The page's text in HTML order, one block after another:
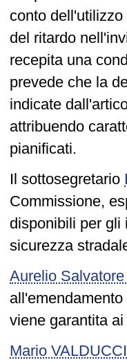
conto
del ritardo
recepita una
prevede che la
indicate
attribuendo
pianificati.
Il sottosegretario
Commissione,
disponibili per gli
sicurezza
Aurelio
viene garantita
Mario VALDUCCI